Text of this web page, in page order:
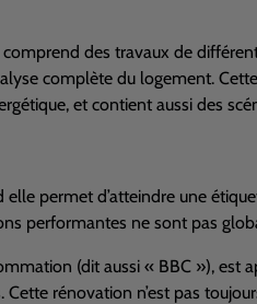
des travaux de
complète du logement.
et contient aussi des
permet d’atteindre une
performantes ne sont pas
(dit aussi « BBC»), est
rénovation n’est pas